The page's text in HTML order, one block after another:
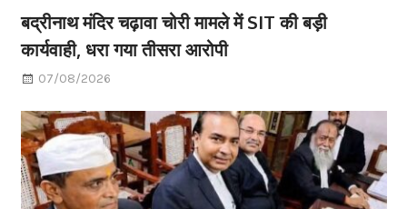
बद्रीनाथ मंदिर चढ़ावा चोरी मामले में SIT की बड़ी
कार्यवाही, धरा गया तीसरा आरोपी
07/08/2026